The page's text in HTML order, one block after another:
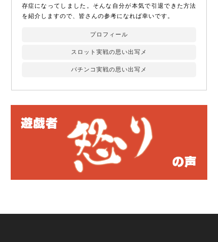
存症になってしました。そんな自分が本気で引退できた方法
を紹介しますので、皆さんの参考になれば幸いです。
プロフィール
スロット実戦の思い出写メ
パチンコ実戦の思い出写メ